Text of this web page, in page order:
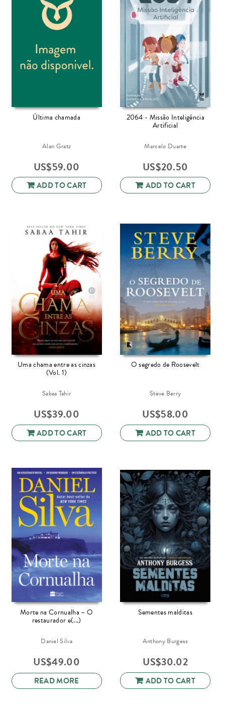
Última chamada
Alan Gratz
US$59.00
ADD TO CART
2064 - Missão Inteligência
Artificial
Marcelo Duarte
US$20.50
ADD TO CART
Uma chama entre as cinzas
(Vol. 1)
Sabaa Tahir
US$39.00
ADD TO CART
O segredo de Roosevelt
Steve Berry
US$58.00
ADD TO CART
Morte na Cornualha – O
restaurador e(...)
Daniel Silva
US$49.00
READ MORE
Sementes malditas
Anthony Burgess
US$30.02
ADD TO CART